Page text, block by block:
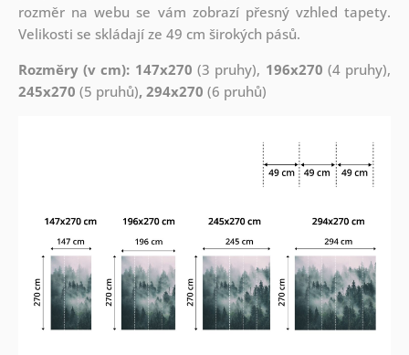
rozměr na webu se vám zobrazí přesný vzhled tapety.
Velikosti se skládají ze 49 cm širokých pásů.
Rozměry (v cm): 147x270 (3 pruhy), 196x270 (4 pruhy),
245x270 (5 pruhů), 294x270 (6 pruhů)